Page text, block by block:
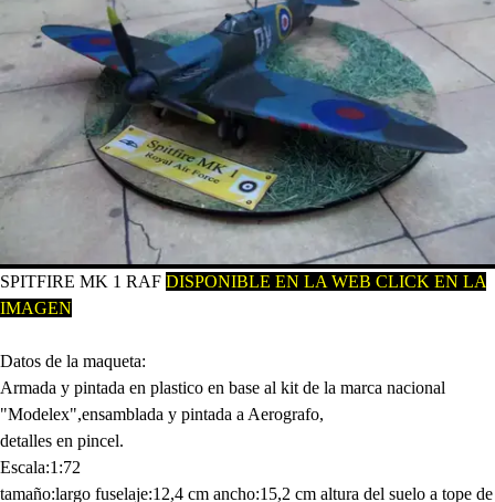
SPITFIRE MK 1 RAF DISPONIBLE EN LA WEB CLICK EN LA
IMAGEN
Datos de la maqueta:
Armada y pintada en plastico en base al kit de la marca nacional
"Modelex",ensamblada y pintada a Aerografo,
detalles en pincel.
Escala:1:72
tamaño:largo fuselaje:12,4 cm ancho:15,2 cm altura del suelo a tope de